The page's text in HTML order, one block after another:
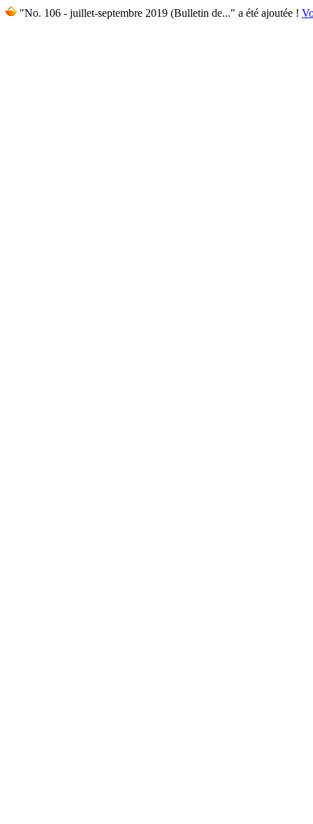
"No. 106 - juillet-septembre 2019 (Bulletin de..." a été ajoutée !